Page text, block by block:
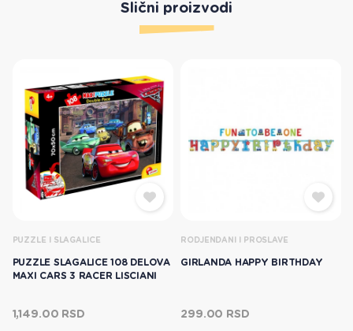
Slični proizvodi
PUZZLE I SLAGALICE
PUZZLE SLAGALICE 108 DELOVA
MAXI CARS 3 RACER LISCIANI
1,149.00 RSD
RODJENDANI I PROSLAVE
GIRLANDA HAPPY BIRTHDAY
299.00 RSD